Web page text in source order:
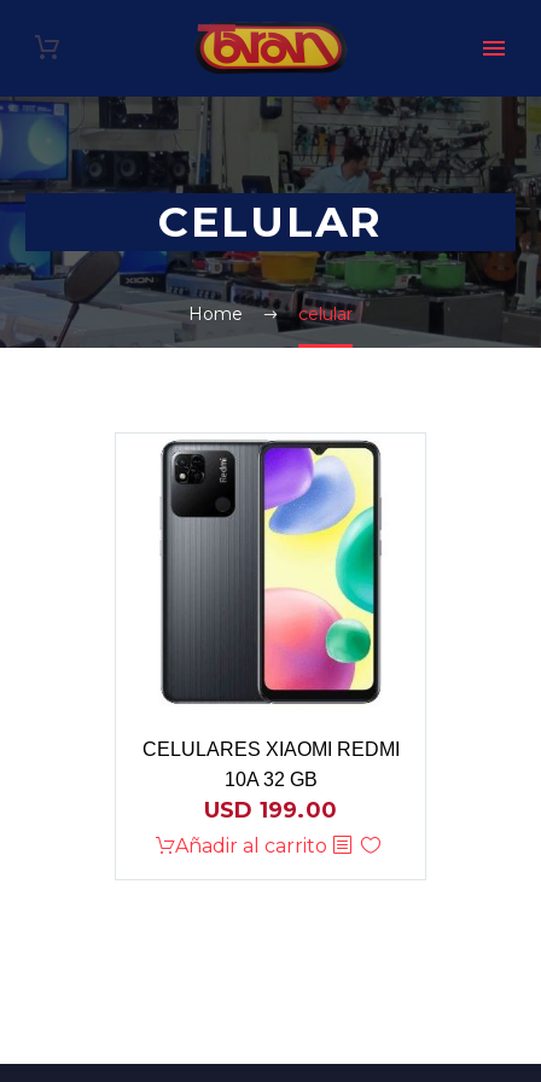
CELULAR
Home celular
CELULARES XIAOMI REDMI
10A 32 GB
USD 199.00
Añadir al carrito